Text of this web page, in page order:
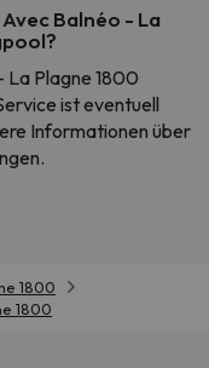
Balnéo - La
La Plagne 1800
ist eventuell
Informationen über
1800
1800